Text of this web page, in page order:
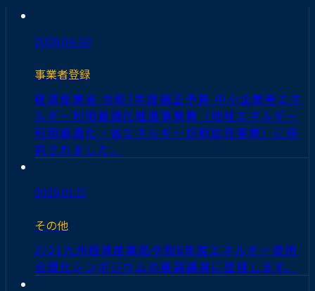
2026.04.30
事業者登録
経済産業省 令和7年度補正予算 中小企業等エネ
ルギー利用最適化推進事業費（地域エネルギー
利用最適化・省エネルギー診断拡充事業）に採
択されました。
2025.01.22
その他
2/21九州経済産業局令和6年度エネルギー使用
合理化シンポジウムの基調講演に登壇します。